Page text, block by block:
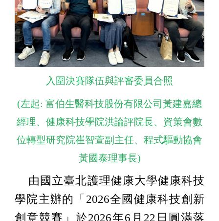
入圍決賽隊伍與評審委員合照
(左起: 富伯生醫科技股份有限公司黃建嘉總
經理、健康科技學院洪論評院長、資策會數
位轉型研究院崔智萱副主任、程式驅動協會
黃國泰理事長)
由國立臺北護理健康大學健康科技
學院主辦的「2026全國健康科技創新
創意競賽」於2026年6月22日圓滿落